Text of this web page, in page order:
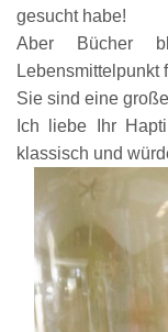
gesucht habe!
Aber Bücher
Lebensmittelpunkt
Sie sind eine
Ich liebe Ihr
klassisch und